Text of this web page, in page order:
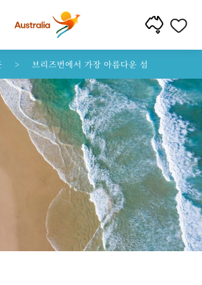
너뛰기브리즈번에서 가장 아름다운 섬